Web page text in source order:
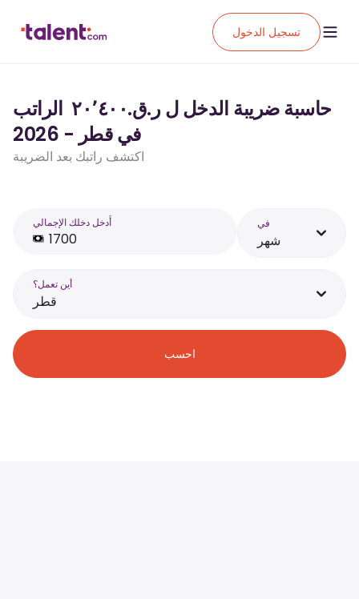
تسجيل الدخول
حاسبة ضريبة الدخل ل ر.ق.‏٢٠٬٤٠٠ ‏ الراتب
في قطر - 2026
اكتشف راتبك بعد الضريبة
أَدخل دخلك الإجمالي في
شهر
أين تعمل؟
قطر
احسب